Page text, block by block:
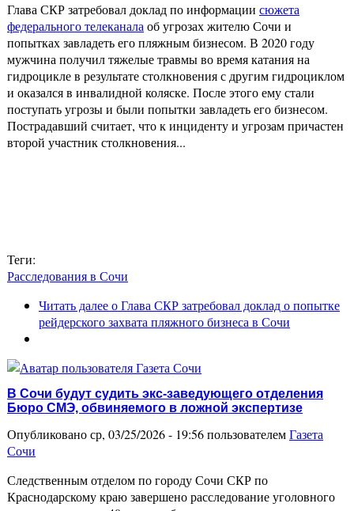
Глава СКР затребовал доклад по информации сюжета
федерального телеканалаоб угрозах жителю Сочи и
попытках завладеть его пляжным бизнесом. В 2020 году
мужчина получил тяжелые травмы во время катания на
гидроцикле в результате столкновения с другим гидроциклом
и оказался в инвалидной коляске. После этого ему стали
поступать угрозы и были попытки завладеть его бизнесом.
Пострадавший считает, что к инциденту и угрозам причастен
второй участник столкновения...
Теги:
Расследования в Сочи
Читать далеео Глава СКР затребовал доклад о попытке
рейдерского захвата пляжного бизнеса в Сочи
В Сочи будут судить экс-заведующего отделения
Бюро СМЭ, обвиняемого в ложной экспертизе
Опубликовано ср, 03/25/2026 - 19:56 пользователемГазета
Сочи
Следственным отделом по городу Сочи СКР по
Краснодарскому краю завершено расследование уголовного